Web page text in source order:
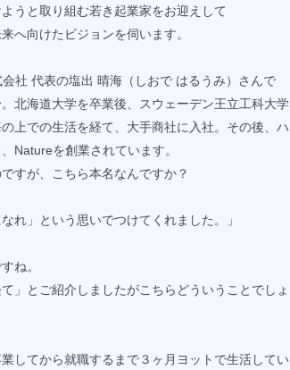
うと取り組む若き起業家をお迎えして
へ向けたビジョンを伺います。
社 代表の塩出 晴海（しおで はるうみ）さんで
北海道大学を卒業後、スウェーデン王立工科大学
上での生活を経て、大手商社に入社。その後、ハ
Natureを創業されています。
すが、こちら本名なんですか？
れ」という思いでつけてくれました。」
ね。
」とご紹介しましたがこちらどういうことでしょ
してから就職するまで３ヶ月ヨットで生活してい